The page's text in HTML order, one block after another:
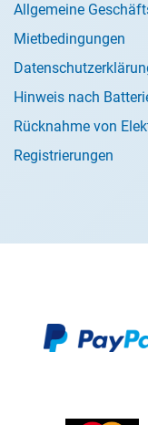
Allgemeine
Mietbedingungen
Hinweis nach
Rücknahme von
Registrierungen